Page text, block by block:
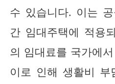
수 있습니다. 이는
간 임대주택에 적용
의 임대료를 국가에
이로 인해 생활비 부